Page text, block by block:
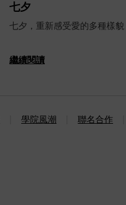
七夕
七夕，重新感受愛的多種樣貌
繼續閱讀
學院風潮 聯名合作